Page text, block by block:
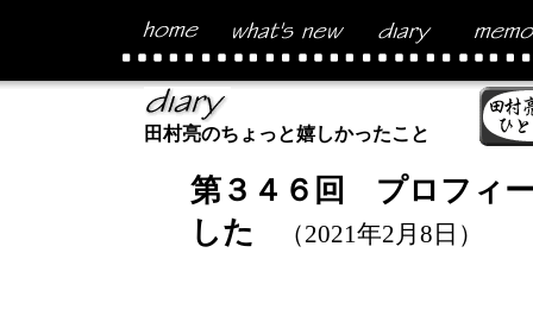
田村亮のちょっと嬉しかったこと
第３４６回 プロフィ
した
（2021年2月8日）